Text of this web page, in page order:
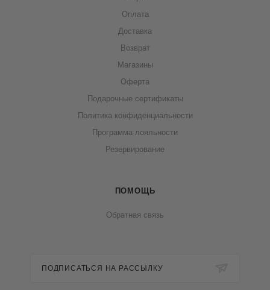
Оплата
Доставка
Возврат
Магазины
Оферта
Подарочные сертификаты
Политика конфиденциальности
Программа лояльности
Резервирование
ПОМОЩЬ
Обратная связь
ПОДПИСАТЬСЯ НА РАССЫЛКУ